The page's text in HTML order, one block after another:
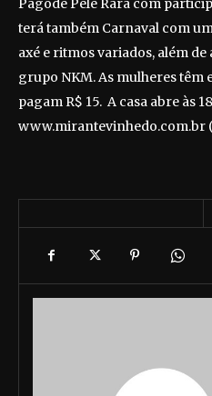
Pagode Pele Rara com
terá também Carnaval com
axé e ritmos variados, além
grupo NKM. As mulheres têm
pagam R$ 15. A casa abre às
www.mirantevinhedo.com.br